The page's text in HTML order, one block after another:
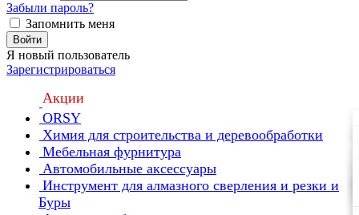
Забыли пароль?
Запомнить меня
Войти
Я новый пользователь
Зарегистрироваться
Акции
ORSY
Химия для строительства и деревообработки
Мебельная фурнитура
Автомобильные аксессуары
Инструмент для алмазного сверления и резки и
Буры